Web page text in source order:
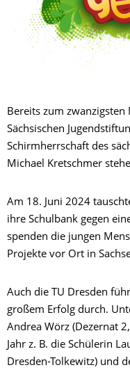
Bereits zum
Sächsischen
Schirmherrschaft des
Michael Kretschmer
Am 18. Juni 2024
ihre Schulbank gegen
spenden die jungen
Projekte vor Ort in
Auch die TU Dresden
großem Erfolg durch.
Andrea Wörz (Dezernat
Jahr z. B. die Schülerin
Dresden-Tolkewitz) und